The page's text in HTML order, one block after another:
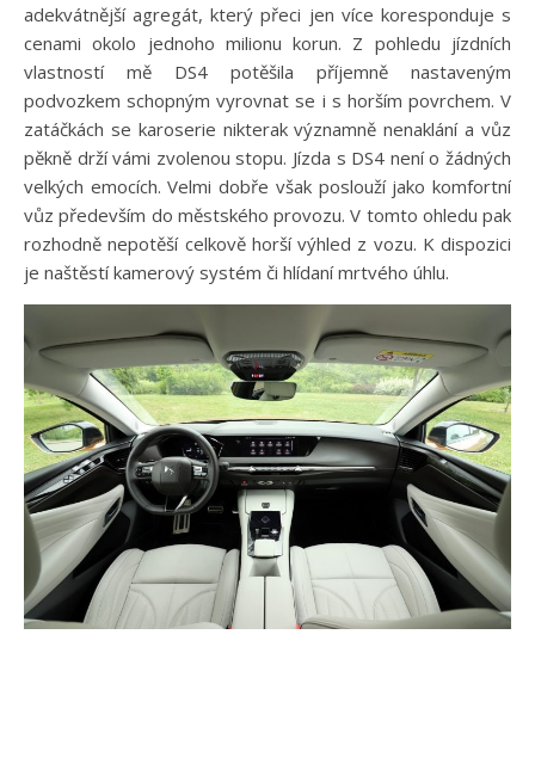
adekvátnější agregát, který přeci jen více koresponduje s
cenami okolo jednoho milionu korun. Z pohledu jízdních
vlastností mě DS4 potěšila příjemně nastaveným
podvozkem schopným vyrovnat se i s horším povrchem. V
zatáčkách se karoserie nikterak významně nenaklání a vůz
pěkně drží vámi zvolenou stopu. Jízda s DS4 není o žádných
velkých emocích. Velmi dobře však poslouží jako komfortní
vůz především do městského provozu. V tomto ohledu pak
rozhodně nepotěší celkově horší výhled z vozu. K dispozici
je naštěstí kamerový systém či hlídaní mrtvého úhlu.